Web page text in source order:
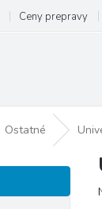
Ceny prepravy
Ostatné